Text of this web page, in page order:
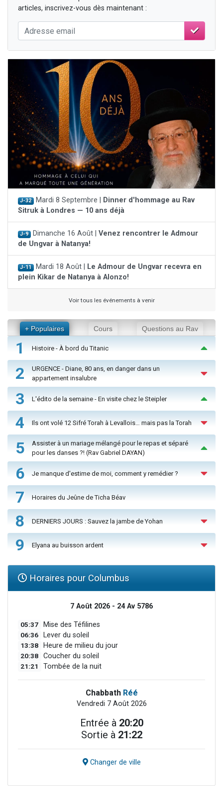
articles, inscrivez-vous dès maintenant :
J-32 Mardi 8 Septembre |
Dinner d'hommage au Rav
Sitruk à Londres — 10 ans déjà
J-9 Dimanche 16 Août | Venez rencontrer le Admour
de Ungvar à Natanya!
J-11 Mardi 18 Août |
Le Admour de Ungvar recevra en
plein Kikar de Natanya à Alonzo!
Voir tous les événements à venir
+ Populaires Cours Questions au Rav
1 Histoire - À bord du Titanic
2
URGENCE - Diane, 80 ans, en danger dans un
appartement insalubre
3 L'édito de la semaine - En visite chez le Steipler
4 Ils ont volé 12 Sifré Torah à Levallois… mais pas la Torah
5
Assister à un mariage mélangé pour le repas et séparé
pour les danses ?! (Rav Gabriel DAYAN)
6 Je manque d'estime de moi, comment y remédier ?
7 Horaires du Jeûne de Ticha Béav
8 DERNIERS JOURS : Sauvez la jambe de Yohan
9 Elyana au buisson ardent
Horaires pour Columbus
7 Août 2026 - 24 Av 5786
05:37 Mise des Téfilines
06:36 Lever du soleil
13:38 Heure de milieu du jour
20:38 Coucher du soleil
21:21 Tombée de la nuit
Chabbath Réé
Vendredi 7 Août 2026
Entrée à 20:20
Sortie à 21:22
Changer de ville